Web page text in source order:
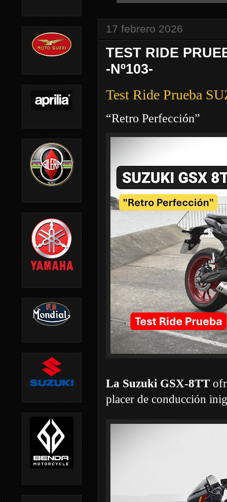
17 febrero 2026
TEST RIDE
-Nº103-
Test Ride Prueba
“Retro Perfección”
La Suzuki GSX-8TT
placer de conducción